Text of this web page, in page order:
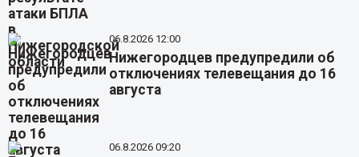
06.8.2026 12:00
Нижегородцев предупредили об
отключениях телевещания до 16
августа
06.8.2026 09:20